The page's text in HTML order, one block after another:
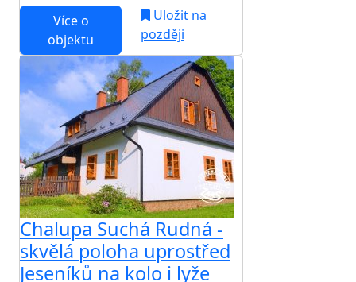
Více o
objektu
Uložit na
později
Chalupa Suchá Rudná -
skvělá poloha uprostřed
Jeseníků na kolo i lyže